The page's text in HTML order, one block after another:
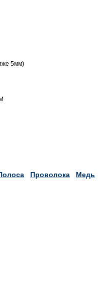
5мм)
Проволока Медь